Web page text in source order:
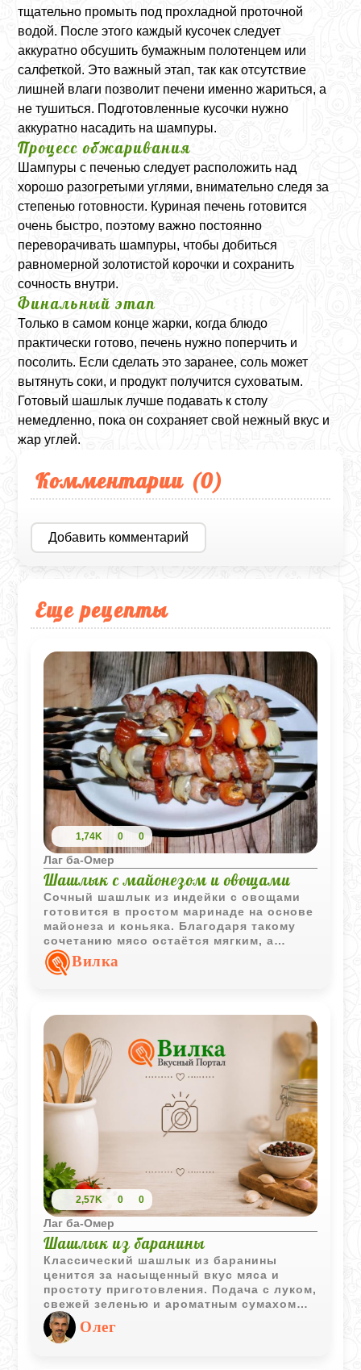
тщательно промыть под прохладной проточной
водой. После этого каждый кусочек следует
аккуратно обсушить бумажным полотенцем или
салфеткой. Это важный этап, так как отсутствие
лишней влаги позволит печени именно жариться, а
не тушиться. Подготовленные кусочки нужно
аккуратно насадить на шампуры.
Процесс обжаривания
Шампуры с печенью следует расположить над
хорошо разогретыми углями, внимательно следя за
степенью готовности. Куриная печень готовится
очень быстро, поэтому важно постоянно
переворачивать шампуры, чтобы добиться
равномерной золотистой корочки и сохранить
сочность внутри.
Финальный этап
Только в самом конце жарки, когда блюдо
практически готово, печень нужно поперчить и
посолить. Если сделать это заранее, соль может
вытянуть соки, и продукт получится суховатым.
Готовый шашлык лучше подавать к столу
немедленно, пока он сохраняет свой нежный вкус и
жар углей.
Комментарии (0)
Добавить комментарий
Еще рецепты
1,74K 0 0
Лаг ба-Омер
Шашлык с майонезом и овощами
Сочный шашлык из индейки с овощами
готовится в простом маринаде на основе
майонеза и коньяка. Благодаря такому
сочетанию мясо остаётся мягким, а
овощи приобретают аппетитный аромат
дымка.Вилка
2,57K 0 0
Лаг ба-Омер
Шашлык из баранины
Классический шашлык из баранины
ценится за насыщенный вкус мяса и
простоту приготовления. Подача с луком,
свежей зеленью и ароматным сумахом
или наршарабом подчёркивает
традиционный характер блюда.
Олег